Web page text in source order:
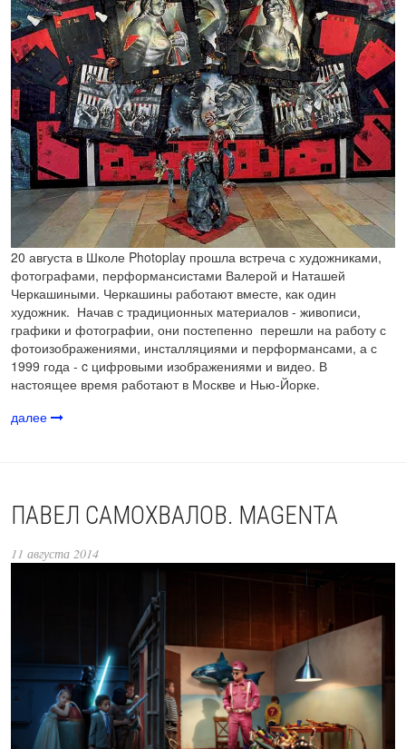
20 августа в Школе Photoplay прошла встреча с художниками,
фотографами, перформансистами Валерой и Наташей
Черкашиными. Черкашины работают вместе, как один
художник. Начав с традиционных материалов - живописи,
графики и фотографии, они постепенно перешли на работу с
фотоизображениями, инсталляциями и перформансами, а с
1999 года - c цифровыми изображениями и видео. В
настоящее время работают в Москве и Нью-Йорке.
далее
ПАВЕЛ САМОХВАЛОВ. MAGENTA
11 августа 2014